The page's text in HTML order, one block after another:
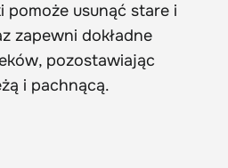
pomoże usunąć stare i
zapewni dokładne
pozostawiając
i pachnącą.